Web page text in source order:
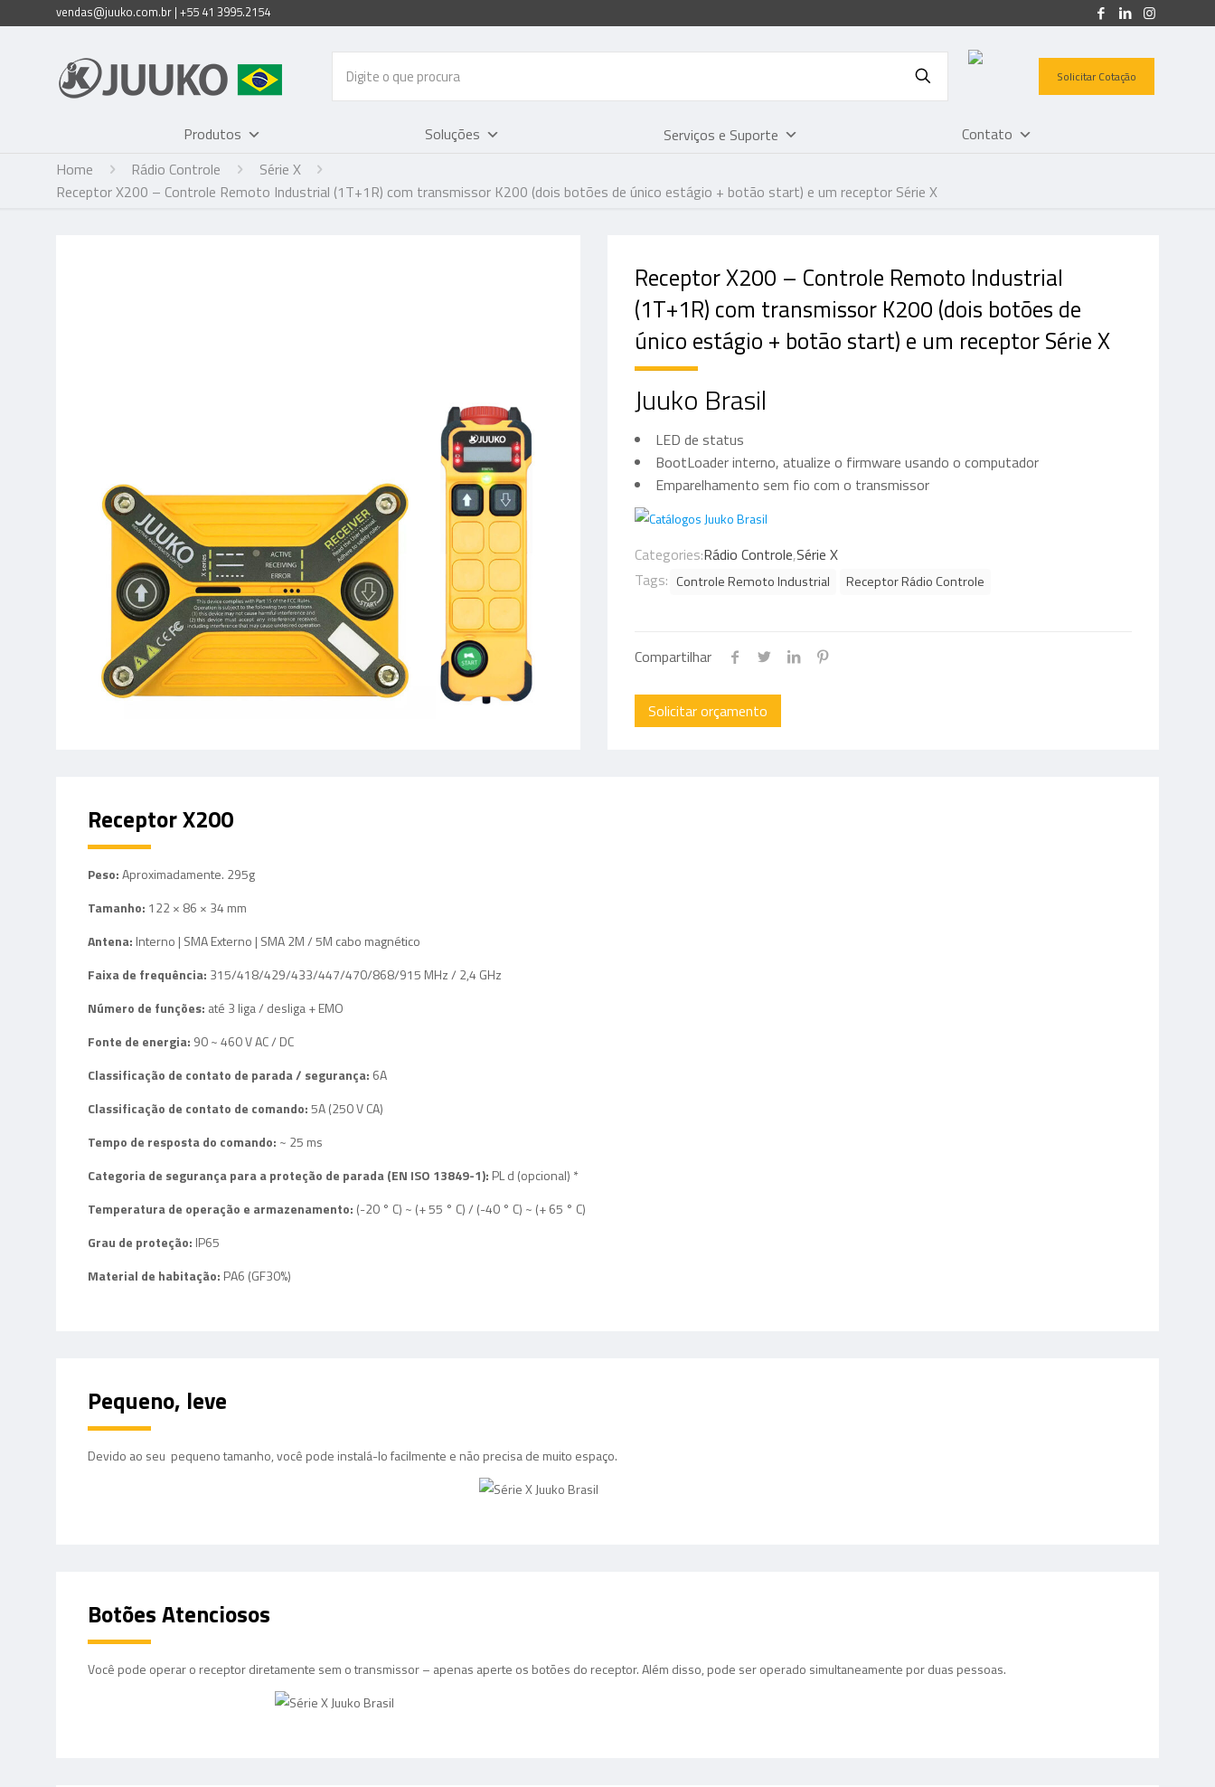
vendas@juuko.com.br | +55 41 3995.2154
Solicitar Cotação
Produtos Soluções Serviços e Suporte
Contato
Home
Rádio Controle
Série X
Receptor X200 – Controle Remoto Industrial (1T+1R) com transmissor K200 (dois botões de único estágio + botão start) e um receptor Série X
Receptor X200 – Controle Remoto Industrial
(1T+1R) com transmissor K200 (dois botões de
único estágio + botão start) e um receptor Série X
Juuko Brasil
LED de status
BootLoader interno, atualize o firmware usando o computador
Emparelhamento sem fio com o transmissor
Categories:Rádio Controle,Série X
Tags: Controle Remoto Industrial Receptor Rádio Controle
Compartilhar
Solicitar orçamento
Receptor X200
Peso:Aproximadamente. 295g
Tamanho: 122 × 86 × 34 mm
Antena: Interno | SMA Externo | SMA 2M / 5M cabo magnético
Faixa de frequência: 315/418/429/433/447/470/868/915 MHz / 2,4 GHz
Número de funções: até 3 liga / desliga + EMO
Fonte de energia: 90 ~ 460 V AC / DC
Classificação de contato de parada / segurança: 6A
Classificação de contato de comando:5A (250 V CA)
Tempo de resposta do comando: ~ 25 ms
Categoria de segurança para a proteção de parada (EN ISO 13849-1): PL d (opcional) *
Temperatura de operação e armazenamento: (-20 ° C) ~ (+ 55 ° C) / (-40 ° C) ~ (+ 65 ° C)
Grau de proteção: IP65
Material de habitação: PA6 (GF30%)
Pequeno, leve
Devido ao seu pequeno tamanho, você pode instalá-lo facilmente e não precisa de muito espaço.
Botões Atenciosos
Você pode operar o receptor diretamente sem o transmissor – apenas aperte os botões do receptor. Além disso, pode ser operado simultaneamente por duas pessoas.